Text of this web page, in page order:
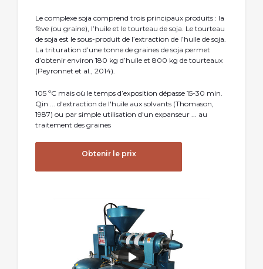
Le complexe soja comprend trois principaux produits : la
fève (ou graine), l’huile et le tourteau de soja. Le tourteau
de soja est le sous-produit de l’extraction de l’huile de soja.
La trituration d’une tonne de graines de soja permet
d’obtenir environ 180 kg d’huile et 800 kg de tourteaux
(Peyronnet et al., 2014).
105 ºC mais où le temps d’exposition dépasse 15-30 min.
Qin ... d'extraction de l'huile aux solvants (Thomason,
1987) ou par simple utilisation d'un expanseur ... au
traitement des graines
Obtenir le prix